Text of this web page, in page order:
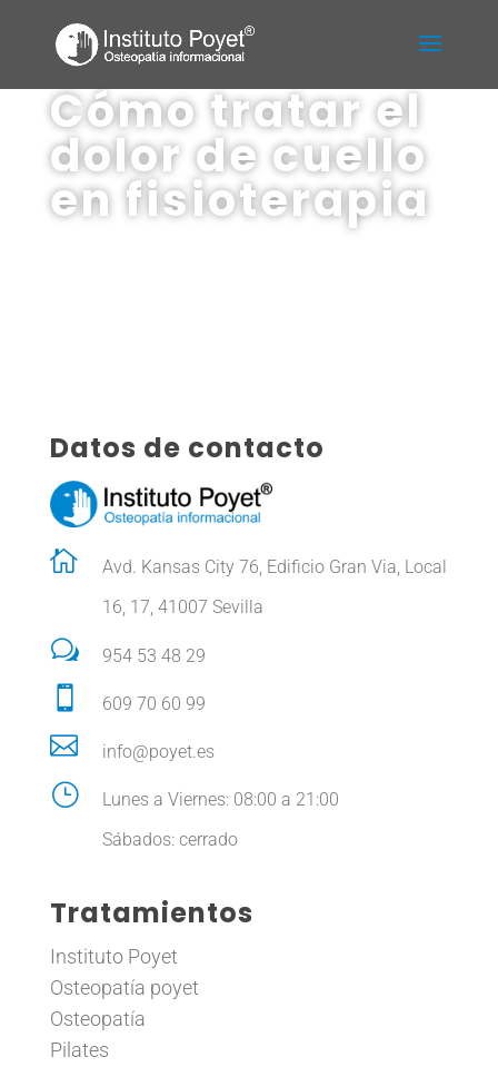
Cómo tratar el
dolor de cuello
en fisioterapia
Datos de contacto

Avd. Kansas City 76, Edificio Gran Via, Local
16, 17, 41007 Sevilla
w 954 53 48 29
 609 70 60 99
 info@poyet.es
}
Lunes a Viernes: 08:00 a 21:00
Sábados: cerrado
Tratamientos
Instituto Poyet
Osteopatía poyet
Osteopatía
Pilates